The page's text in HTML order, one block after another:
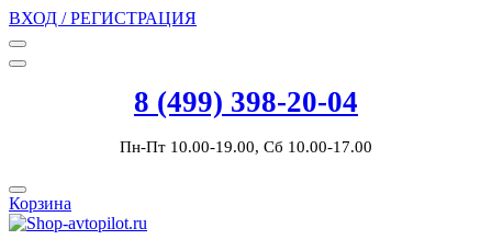
ВХОД / РЕГИСТРАЦИЯ
8 (499) 398-20-04
Пн-Пт 10.00-19.00, Сб 10.00-17.00
Корзина